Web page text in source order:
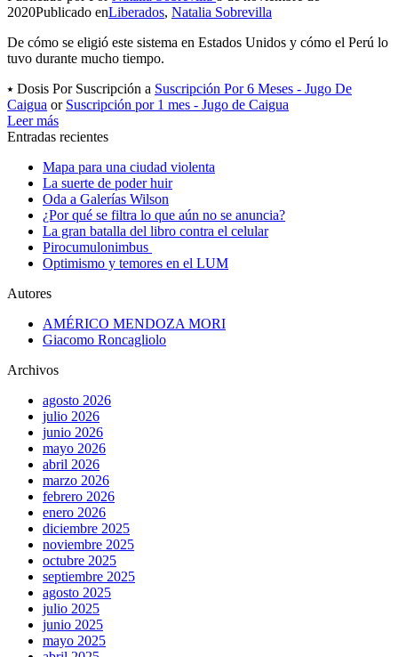
2020Publicado enLiberados, Natalia Sobrevilla
De cómo se eligió este sistema en Estados Unidos y cómo el Perú lo
tuvo durante mucho tiempo.
⭑ Dosis Por Suscripción a Suscripción Por 6 Meses - Jugo De
Caigua or Suscripción por 1 mes - Jugo de Caigua
Leer más
Entradas recientes
Mapa para una ciudad violenta
La suerte de poder huir
Oda a Galerías Wilson
¿Por qué se filtra lo que aún no se anuncia?
La gran batalla del libro contra el celular
Pirocumulonimbus
Optimismo y temores en el LUM
Autores
AMÉRICO MENDOZA MORI
Giacomo Roncagliolo
Archivos
agosto 2026
julio 2026
junio 2026
mayo 2026
abril 2026
marzo 2026
febrero 2026
enero 2026
diciembre 2025
noviembre 2025
octubre 2025
septiembre 2025
agosto 2025
julio 2025
junio 2025
mayo 2025